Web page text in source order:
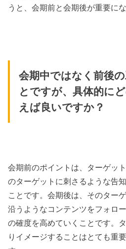
うと、会期前と会期後が重要に
会期中ではなく前後
とですが、具体的に
えば良いですか？
会期前のポイントは、ターゲッ
のターゲットに刺さるような告
ことです。会期後は、そのター
沿うようなコンテンツをフォロ
の確度を高めていくことです。
りイメージすることはとても重